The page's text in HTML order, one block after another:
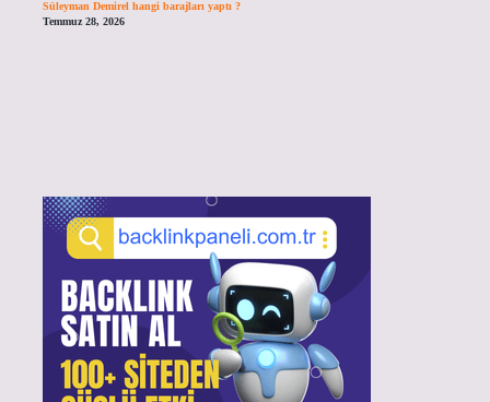
Süleyman Demirel hangi barajları yaptı ?
Temmuz 28, 2026